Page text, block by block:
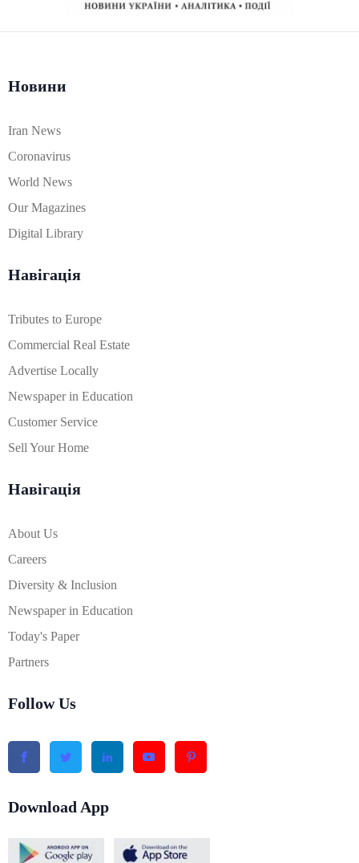
Новини
Iran News
Coronavirus
World News
Our Magazines
Digital Library
Навігація
Tributes to Europe
Commercial Real Estate
Advertise Locally
Newspaper in Education
Customer Service
Sell Your Home
Навігація
About Us
Careers
Diversity & Inclusion
Newspaper in Education
Today's Paper
Partners
Follow Us
Download App